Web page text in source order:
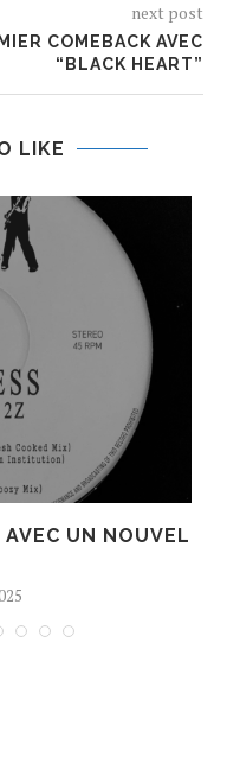
next post
COMEBACK AVEC
“BLACK HEART”
LIKE
UN NOUVEL